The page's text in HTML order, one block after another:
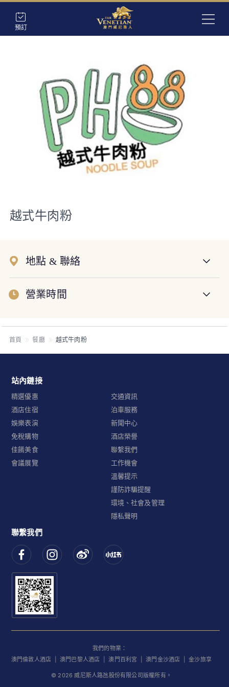
預訂
越式牛肉粉
地點 & 聯絡
營業時間
首頁 餐廳 越式牛肉粉
站內鏈接
精選優惠
酒店住宿
娛樂表演
免稅購物
佳餚美食
會議展覽
交通資訊
泊車服務
新聞中心
酒店榮譽
聯繫我們
工作機會
溫馨提示
謹防詐騙提醒
環境、社會及管理
隱私聲明
聯繫我們
我們的物業：
澳門倫敦人酒店 |澳門巴黎人酒店 |澳門百利宮 |澳門金沙酒店 |金沙旅享
© 2026 威尼斯人路氹股份有限公司版權所有。